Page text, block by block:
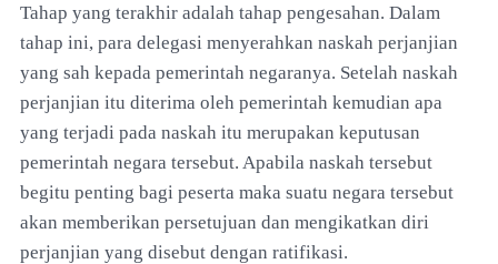
Tahap yang terakhir adalah tahap pengesahan. Dalam
tahap ini, para delegasi menyerahkan naskah perjanjian
yang sah kepada pemerintah negaranya. Setelah naskah
perjanjian itu diterima oleh pemerintah kemudian apa
yang terjadi pada naskah itu merupakan keputusan
pemerintah negara tersebut. Apabila naskah tersebut
begitu penting bagi peserta maka suatu negara tersebut
akan memberikan persetujuan dan mengikatkan diri
perjanjian yang disebut dengan ratifikasi.